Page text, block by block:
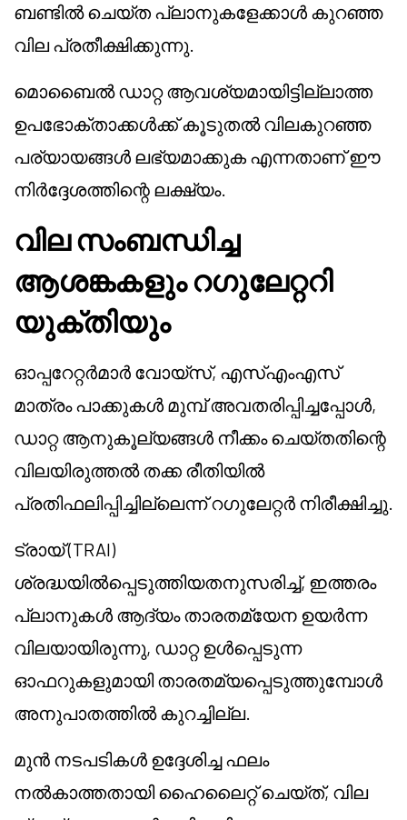
ബണ്ടിൽ ചെയ്ത പ്ലാനുകളേക്കാൾ കുറഞ്ഞ
വില പ്രതീക്ഷിക്കുന്നു.
മൊബൈൽ ഡാറ്റ ആവശ്യമായിട്ടില്ലാത്ത
ഉപഭോക്താക്കൾക്ക് കൂടുതൽ വിലകുറഞ്ഞ
പര്യായങ്ങൾ ലഭ്യമാക്കുക എന്നതാണ് ഈ
നിർദ്ദേശത്തിന്റെ ലക്ഷ്യം.
വില സംബന്ധിച്ച
ആശങ്കകളും റഗുലേറ്ററി
യുക്തിയും
ഓപ്പറേറ്റർമാർ വോയ്സ്, എസ്‌എം‌എസ്
മാത്രം പാക്കുകൾ മുമ്പ് അവതരിപ്പിച്ചപ്പോൾ,
ഡാറ്റ ആനുകൂല്യങ്ങൾ നീക്കം ചെയ്തതിന്റെ
വിലയിരുത്തൽ തക്ക രീതിയിൽ
പ്രതിഫലിപ്പിച്ചില്ലെന്ന് റഗുലേറ്റർ നിരീക്ഷിച്ചു.
ട്രായ് (TRAI)
ശ്രദ്ധയിൽപ്പെടുത്തിയതനുസരിച്ച്, ഇത്തരം
പ്ലാനുകൾ ആദ്യം താരതമ്യേന ഉയർന്ന
വിലയായിരുന്നു, ഡാറ്റ ഉൾപ്പെടുന്ന
ഓഫറുകളുമായി താരതമ്യപ്പെടുത്തുമ്പോൾ
അനുപാതത്തിൽ കുറച്ചില്ല.
മുൻ നടപടികൾ ഉദ്ദേശിച്ച ഫലം
നൽകാത്തതായി ഹൈലൈറ്റ് ചെയ്ത്, വില